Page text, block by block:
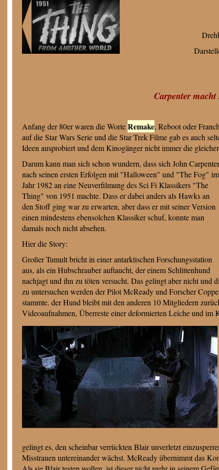
Carpenter
Anfang der 80er waren die WorteRemake, Reboot oder
auf die Star Wars Serie und die Star Trek Filme gab es auch
Ideen ausprobiert und dem Kinogänger nicht immer die
Darum kann man sich schon wundern, dass sich John Carpenter
nach seinen ersten Erfolgen mit "Halloween" und "The Fog" im
Jahr 1982 an eine Neuverfilmung des Sci Fi Klassikers "The
Thing" von 1951 machte. Dass er dabei anders als Hawks an
den Stoff ging war zu erwarten, aber dass er mit seiner Version
einen mindestens ebensolchen Klassiker schuf, konnte man
damals noch nicht absehen.
Hier die Story:
Großer Tumult bricht in einer antarktischen Forschungsstation
aus, als ein Hubschrauber auftaucht, der einem Schlittenhund
nachjagt und ihn zu töten versucht. Das gelingt aber nicht und
zu untersuchen werden der Pilot McReady und Forscher
stammte. der Hund bleibt mit den anderen 10 Mitgliedern
Videoaufnahmen, Überreste einer deformierten Leiche und im
gelingt es, den scheinbar verrückten Blair unverletzt
Misstrauen untereinander wächst. McReady übernimmt das